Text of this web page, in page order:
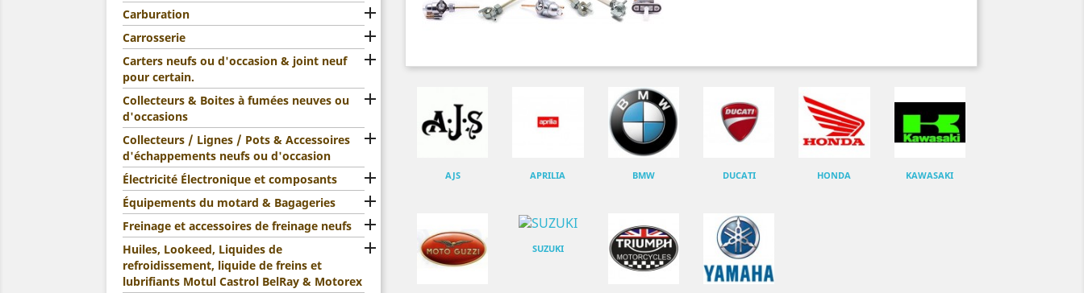
Carburation 
Carrosserie 
Carters neufs ou d'occasion & joint neuf
pour certain.

Collecteurs & Boites à fumées neuves ou
d'occasions

Collecteurs / Lignes / Pots & Accessoires
d'échappements neufs ou d'occasion

Électricité Électronique et composants 
Équipements du motard & Bagageries 
Freinage et accessoires de freinage neufs 
Huiles, Lookeed, Liquides de
refroidissement, liquide de freins et
lubrifiants Motul Castrol BelRay & Motorex

AJS APRILIA BMW DUCATI HONDA KAWASAKI
SUZUKI